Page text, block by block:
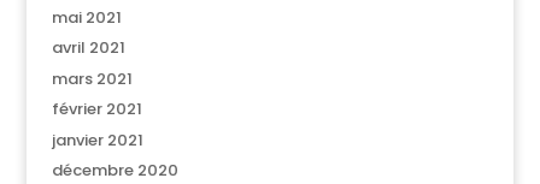
mai 2021
avril 2021
mars 2021
février 2021
janvier 2021
décembre 2020